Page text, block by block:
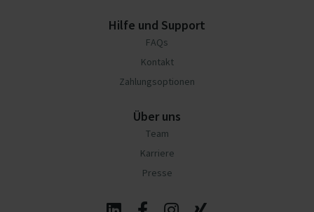
Hilfe und Support
FAQs
Kontakt
Zahlungsoptionen
Über uns
Team
Karriere
Presse